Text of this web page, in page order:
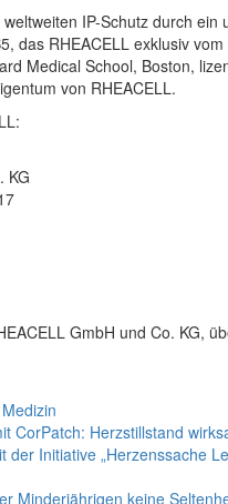
IP-Schutz durch ein
das RHEACELL exklusiv vom
Medical School, Boston,
von RHEACELL.
KG
GmbH und Co. KG,
Medizin
CorPatch: Herzstillstand
der Initiative „Herzenssache
Minderjährigen keine